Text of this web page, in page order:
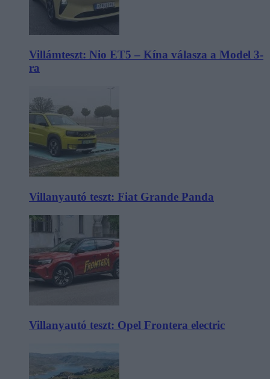
Villámteszt: Nio ET5 – Kína válasza a Model 3-
ra
Villanyautó teszt: Fiat Grande Panda
Villanyautó teszt: Opel Frontera electric